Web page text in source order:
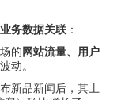
务数据关联 ：
的 网站流量、用户
动。
新品新闻后，其土